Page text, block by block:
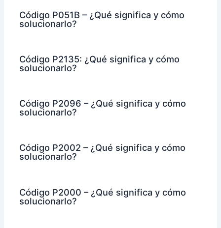
Código P051B – ¿Qué significa y cómo
solucionarlo?
Código P2135: ¿Qué significa y cómo
solucionarlo?
Código P2096 – ¿Qué significa y cómo
solucionarlo?
Código P2002 – ¿Qué significa y cómo
solucionarlo?
Código P2000 – ¿Qué significa y cómo
solucionarlo?